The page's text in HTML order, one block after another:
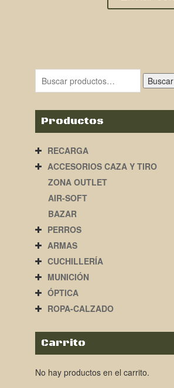
Buscar
Productos
RECARGA
ACCESORIOS CAZA Y TIRO
ZONA OUTLET
AIR-SOFT
BAZAR
PERROS
ARMAS
CUCHILLERÍA
MUNICIÓN
ÓPTICA
ROPA-CALZADO
Carrito
No hay productos en el carrito.